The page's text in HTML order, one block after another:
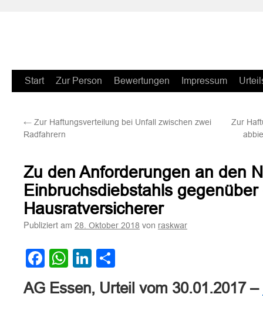
Zum
springen
Start Zur Person Bewertungen Impressum
← Zur Haftungsverteilung bei Unfall zwischen zwei
Radfahrern
Zur
Zu den Anforderungen an den
Einbruchsdiebstahls gegenüber
Hausratversicherer
Publiziert am 28. Oktober 2018 von raskwar
Facebook
WhatsApp
LinkedIn
AG Essen, Urteil vom 30.01.2017 –